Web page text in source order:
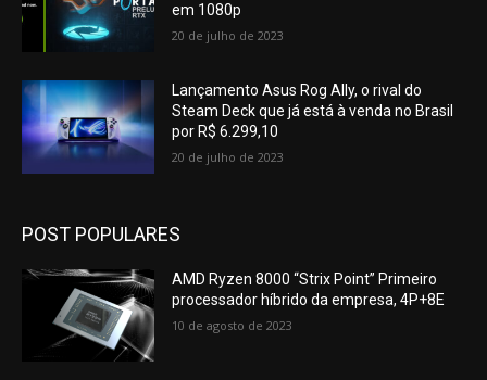
em 1080p
20 de julho de 2023
Lançamento Asus Rog Ally, o rival do
Steam Deck que já está à venda no Brasil
por R$ 6.299,10
20 de julho de 2023
POST POPULARES
AMD Ryzen 8000 “Strix Point” Primeiro
processador híbrido da empresa, 4P+8E
10 de agosto de 2023